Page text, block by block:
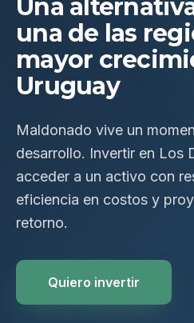
Una
una de las
mayor
Uruguay
Maldonado vive un
desarrollo. Invertir en Los
acceder a un activo con
eficiencia en costos y
retorno.
Quiero invertir